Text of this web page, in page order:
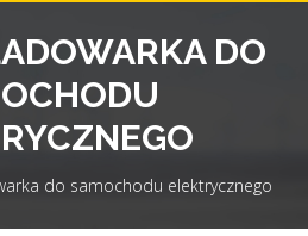
DO
do samochodu elektrycznego